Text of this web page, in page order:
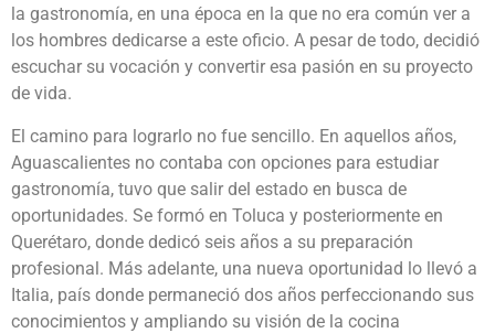
la gastronomía, en una época en la que no era común ver a
los hombres dedicarse a este oficio. A pesar de todo, decidió
escuchar su vocación y convertir esa pasión en su proyecto
de vida.
El camino para lograrlo no fue sencillo. En aquellos años,
Aguascalientes no contaba con opciones para estudiar
gastronomía, tuvo que salir del estado en busca de
oportunidades. Se formó en Toluca y posteriormente en
Querétaro, donde dedicó seis años a su preparación
profesional. Más adelante, una nueva oportunidad lo llevó a
Italia, país donde permaneció dos años perfeccionando sus
conocimientos y ampliando su visión de la cocina